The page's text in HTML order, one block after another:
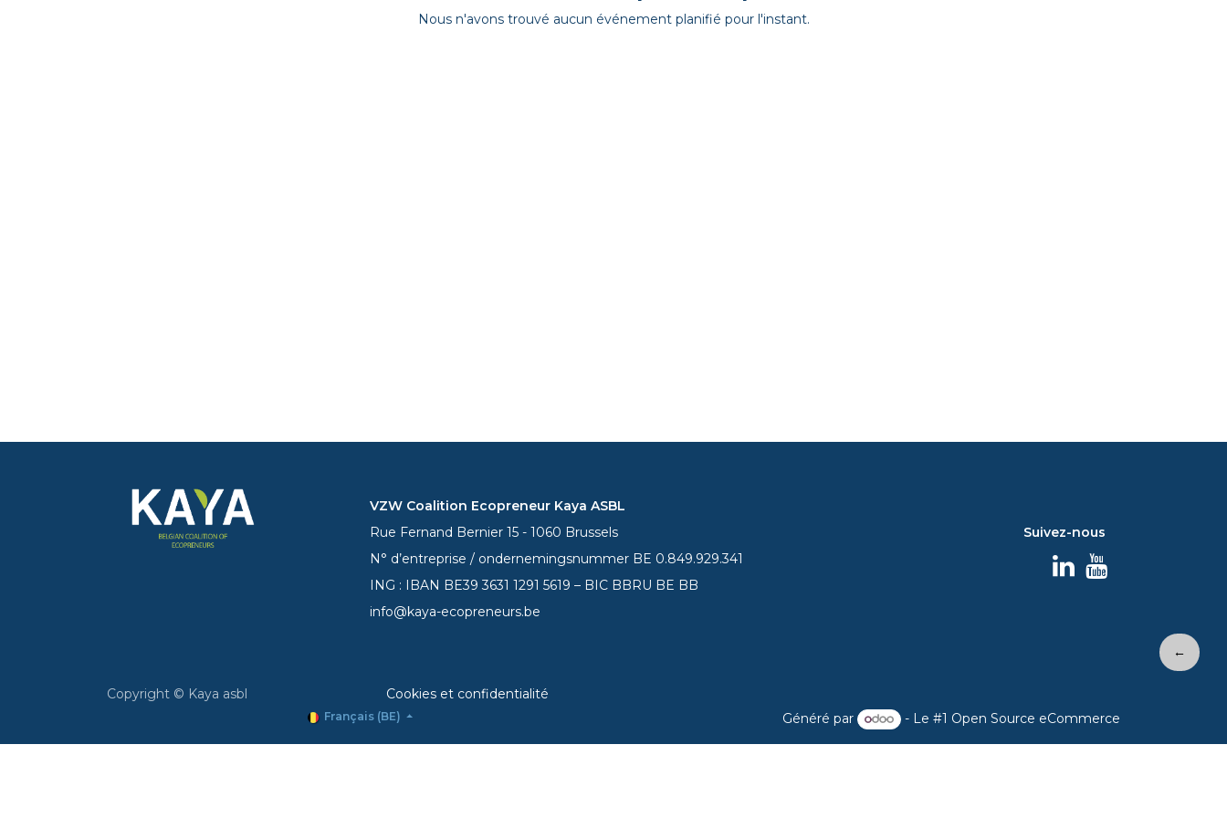
Nous n'avons trouvé aucun événement planifié pour l'instant.
Suivez-nous
←
VZW Coalition Ecopreneur Kaya ASBL
Rue Fernand Bernier 15 - 1060 Brussels
N° d’entreprise / ondernemingsnummer BE 0.849.929.341
ING : IBAN BE393631 1291 5619 – BIC BBRU BE BB
info@kaya-ecopreneurs.be
Copyright © Kaya asbl Cookies et confidentialité
Français (BE) Généré par - Le #1 Open Source eCommerce